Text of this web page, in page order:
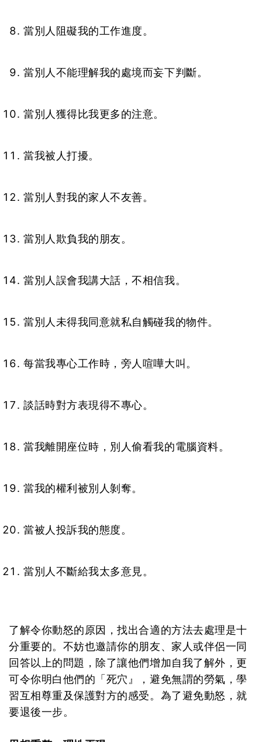
當別人阻礙我的工作進度。
當別人不能理解我的處境而妄下判斷。
當別人獲得比我更多的注意。
當我被人打擾。
當別人對我的家人不友善。
當別人欺負我的朋友。
當別人誤會我講大話，不相信我。
當別人未得我同意就私自觸碰我的物件。
每當我專心工作時，旁人喧嘩大叫。
談話時對方表現得不專心。
當我離開座位時，別人偷看我的電腦資料。
當我的權利被別人剝奪。
當被人投訴我的態度。
當別人不斷給我太多意見。
了解令你動怒的原因，找出合適的方法去處理是十
分重要的。不妨也邀請你的朋友、家人或伴侶一同
回答以上的問題，除了讓他們增加自我了解外，更
可令你明白他們的「死穴』，避免無謂的勞氣，學
習互相尊重及保護對方的感受。為了避免動怒，就
要退後一步。